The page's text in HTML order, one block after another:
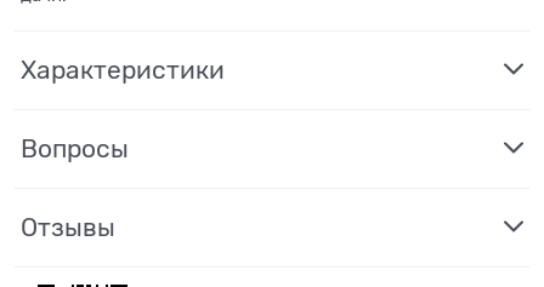
Характеристики
Вопросы
Отзывы